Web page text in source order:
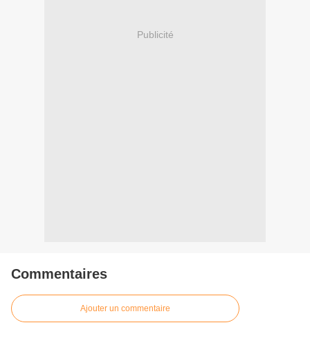
Publicité
Commentaires
Ajouter un commentaire